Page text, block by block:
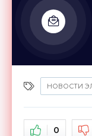
НОВОСТИ
0